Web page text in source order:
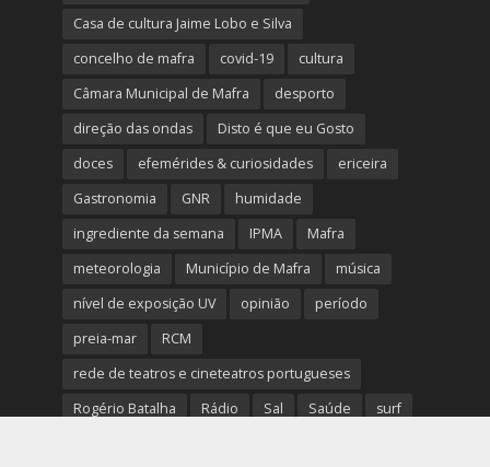
Casa de cultura Jaime Lobo e Silva
concelho de mafra
covid-19
cultura
Câmara Municipal de Mafra
desporto
direção das ondas
Disto é que eu Gosto
doces
efemérides & curiosidades
ericeira
Gastronomia
GNR
humidade
ingrediente da semana
IPMA
Mafra
meteorologia
Município de Mafra
música
nível de exposição UV
opinião
período
preia-mar
RCM
rede de teatros e cineteatros portugueses
Rogério Batalha
Rádio Sal Saúde
surf